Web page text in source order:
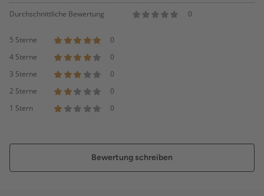
Durchschnittliche Bewertung 0
5 Sterne
0
4 Sterne
0
3 Sterne
0
2 Sterne
0
1 Stern
0
Bewertung schreiben